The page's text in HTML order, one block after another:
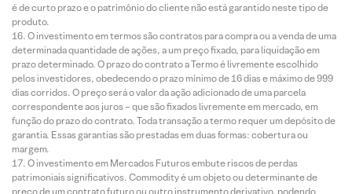
é de curto prazo e o patrimônio do cliente não está garantido neste tipo de
produto.
O investimento em termos são contratos para compra ou a venda de uma
determinada quantidade de ações, a um preço fixado, para liquidação em
prazo determinado. O prazo do contrato a Termo é livremente escolhido
pelos investidores, obedecendo o prazo mínimo de 16 dias e máximo de 999
dias corridos. O preço será o valor da ação adicionado de uma parcela
correspondente aos juros – que são fixados livremente em mercado, em
função do prazo do contrato. Toda transação a termo requer um depósito de
garantia. Essas garantias são prestadas em duas formas: cobertura ou
margem.
O investimento em Mercados Futuros embute riscos de perdas
patrimoniais significativos. Commodity é um objeto ou determinante de
preço de um contrato futuro ou outro instrumento derivativo, podendo